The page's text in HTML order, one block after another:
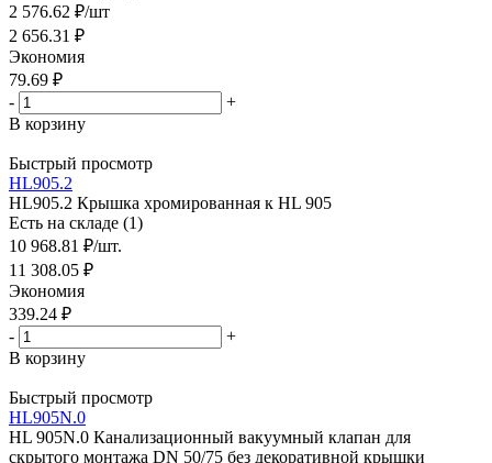
2 576.62 ₽/шт
2 656.31 ₽
Экономия
79.69 ₽
-
+
В корзину
Быстрый просмотр
HL905.2
HL905.2 Крышка хромированная к HL 905
Есть на складе (1)
10 968.81 ₽/шт.
11 308.05 ₽
Экономия
339.24 ₽
-
+
В корзину
Быстрый просмотр
HL905N.0
HL 905N.0 Канализационный вакуумный клапан для
скрытого монтажа DN 50/75 без декоративной крышки